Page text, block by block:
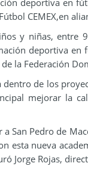
deportiva en
CEMEX,en
y niñas, entre
deportiva
la Federación
dentro de los
mejorar la
a San Pedro de
esta nueva
Jorge Rojas,